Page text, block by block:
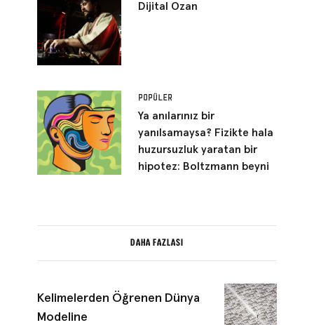
Dijital Ozan
POPÜLER
Ya anılarınız bir
yanılsamaysa? Fizikte hala
huzursuzluk yaratan bir
hipotez: Boltzmann beyni
DAHA FAZLASI
Kelimelerden Öğrenen Dünya
Modeline